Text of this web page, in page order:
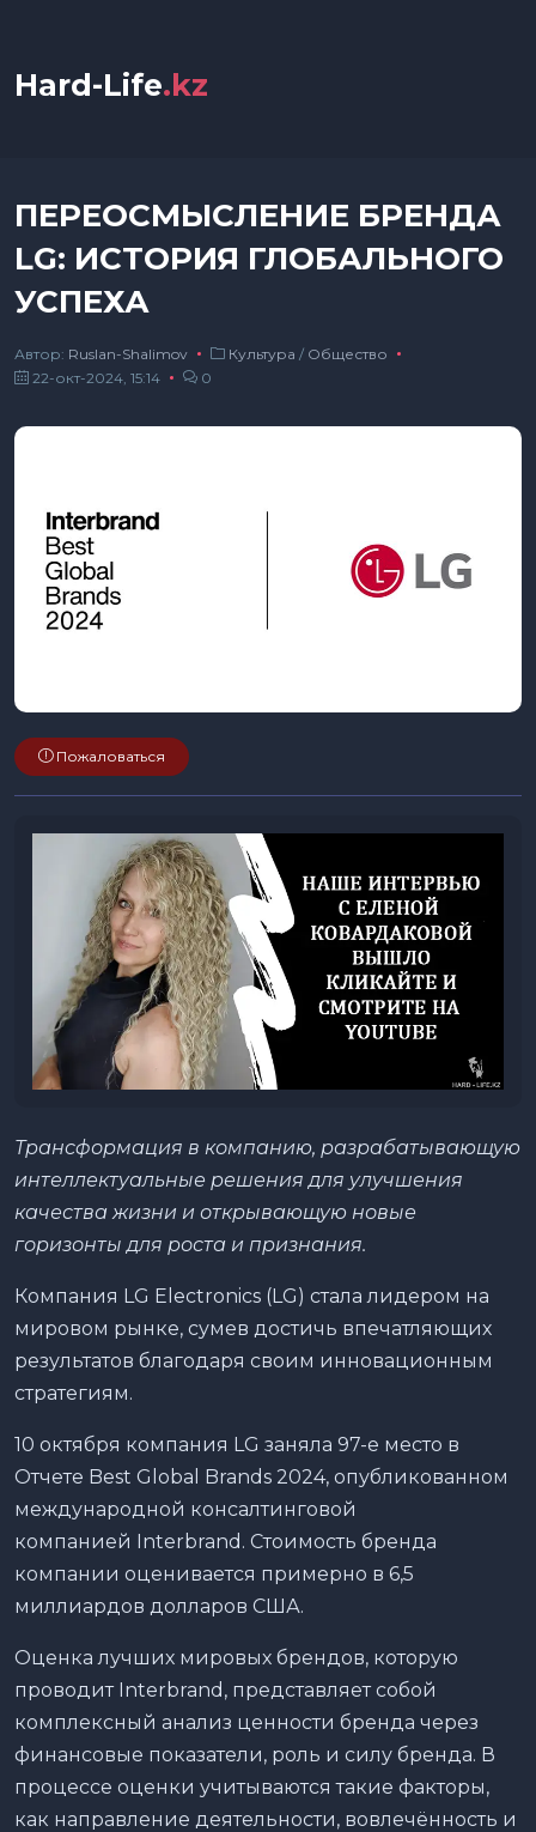
Hard-Life.kz
ПЕРЕОСМЫСЛЕНИЕ БРЕНДА
LG: ИСТОРИЯ ГЛОБАЛЬНОГО
УСПЕХА
Автор: Ruslan-Shalimov Культура / Общество
22-окт-2024, 15:14
0
Пожаловаться
Трансформация в компанию, разрабатывающую
интеллектуальные решения для улучшения
качества жизни и открывающую новые
горизонты для роста и признания.
Компания LG Electronics (LG) стала лидером на
мировом рынке, сумев достичь впечатляющих
результатов благодаря своим инновационным
стратегиям.
10 октября компания LG заняла 97-е место в
Отчете Best Global Brands 2024, опубликованном
международной консалтинговой
компанией Interbrand. Стоимость бренда
компании оценивается примерно в 6,5
миллиардов долларов США.
Оценка лучших мировых брендов, которую
проводит Interbrand, представляет собой
комплексный анализ ценности бренда через
финансовые показатели, роль и силу бренда. В
процессе оценки учитываются такие факторы,
как направление деятельности, вовлечённость и